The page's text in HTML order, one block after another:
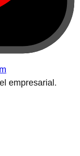
empresarial.